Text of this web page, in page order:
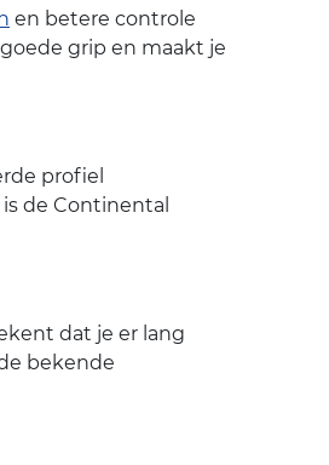
en betere controle
grip en maakt je
profiel
de Continental
dat je er lang
bekende